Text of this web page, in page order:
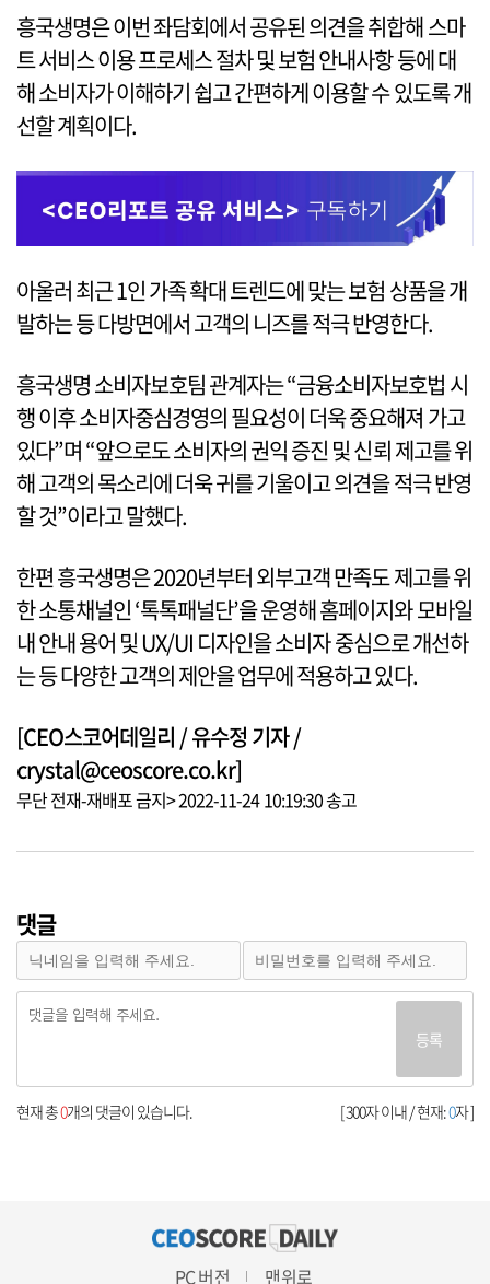
흥국생명은 이번 좌담회에서 공유된 의견을 취합해 스마
트 서비스 이용 프로세스 절차 및 보험 안내사항 등에 대
해 소비자가 이해하기 쉽고 간편하게 이용할 수 있도록 개
선할 계획이다.
아울러 최근 1인 가족 확대 트렌드에 맞는 보험 상품을 개
발하는 등 다방면에서 고객의 니즈를 적극 반영한다.
흥국생명 소비자보호팀 관계자는 “금융소비자보호법 시
행 이후 소비자중심경영의 필요성이 더욱 중요해져 가고
있다”며 “앞으로도 소비자의 권익 증진 및 신뢰 제고를 위
해 고객의 목소리에 더욱 귀를 기울이고 의견을 적극 반영
할 것”이라고 말했다.
한편 흥국생명은 2020년부터 외부고객 만족도 제고를 위
한 소통채널인 ‘톡톡패널단’을 운영해 홈페이지와 모바일
내 안내 용어 및 UX/UI 디자인을 소비자 중심으로 개선하
는 등 다양한 고객의 제안을 업무에 적용하고 있다.
[CEO스코어데일리 / 유수정 기자 /
crystal@ceoscore.co.kr]
무단 전재-재배포 금지> 2022-11-24 10:19:30 송고
댓글
등록
[ 300자 이내 / 현재:0자 ]
현재 총0개의 댓글이 있습니다.
PC 버전 맨위로